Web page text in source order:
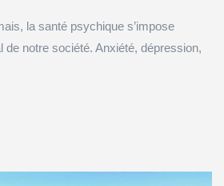
la santé psychique s’impose
de notre société. Anxiété, dépression,